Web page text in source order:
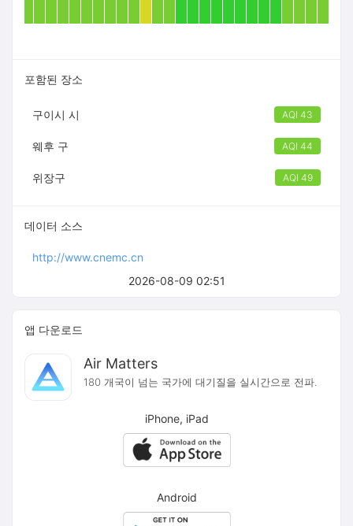
2026-08-09 02:51
포함된 장소
구이시 시 AQI 43
웨후 구 AQI 44
위장구 AQI 49
데이터 소스
http://www.cnemc.cn
앱 다운로드
Air Matters
180 개국이 넘는 국가에 대기질을 실시간으로 전파.
iPhone, iPad
Android